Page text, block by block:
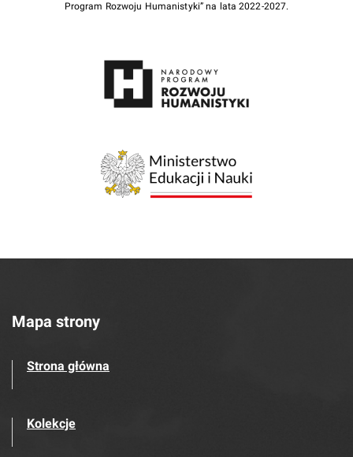
Program Rozwoju Humanistyki” na lata 2022-2027.
Mapa strony
Strona główna
Kolekcje